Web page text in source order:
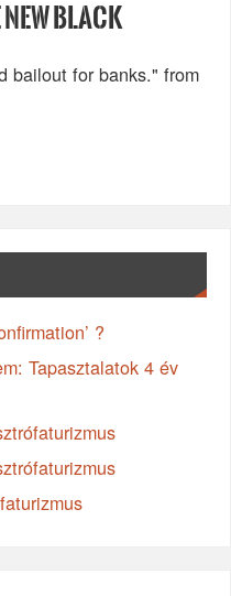
NEW BLACK
bailout for banks." from
?
Tapasztalatok 4 év